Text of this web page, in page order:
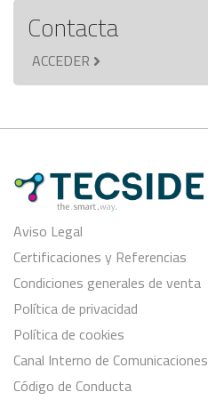
Contacta
ACCEDER
Aviso Legal
Certificaciones y Referencias
Condiciones generales de venta
Política de privacidad
Política de cookies
Canal Interno de Comunicaciones
Código de Conducta